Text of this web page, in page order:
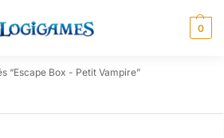
0
“Escape Box - Petit Vampire”